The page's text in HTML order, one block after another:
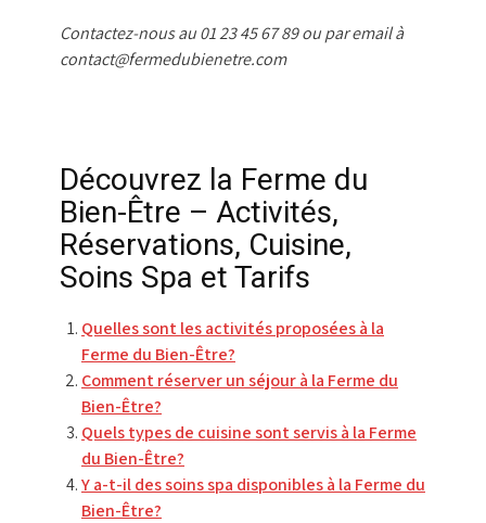
Contactez-nous au 01 23 45 67 89 ou par email à
contact@fermedubienetre.com
Découvrez la Ferme du
Bien-Être – Activités,
Réservations, Cuisine,
Soins Spa et Tarifs
Quelles sont les activités proposées à la
Ferme du Bien-Être?
Comment réserver un séjour à la Ferme du
Bien-Être?
Quels types de cuisine sont servis à la Ferme
du Bien-Être?
Y a-t-il des soins spa disponibles à la Ferme du
Bien-Être?